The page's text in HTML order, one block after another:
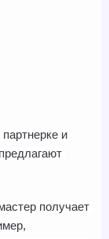
и
получает